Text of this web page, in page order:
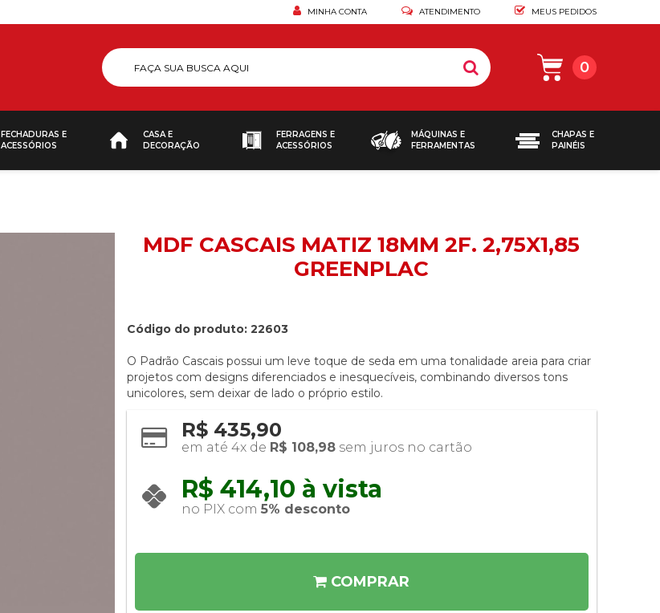
MINHA CONTA ATENDIMENTO MEUS PEDIDOS
0
FECHADURAS E
ACESSÓRIOS
CASA E
DECORAÇÃO
FERRAGENS E
ACESSÓRIOS
MÁQUINAS E
FERRAMENTAS
CHAPAS E
PAINÉIS
MDF CASCAIS MATIZ 18MM 2F. 2,75X1,85
GREENPLAC
Código do produto: 22603
O Padrão Cascais possui um leve toque de seda em uma tonalidade areia para criar
projetos com designs diferenciados e inesquecíveis, combinando diversos tons
unicolores, sem deixar de lado o próprio estilo.
R$ 435,90
em até 4x de R$ 108,98 sem juros no cartão
R$ 414,10 à vista
no PIX com 5% desconto
COMPRAR